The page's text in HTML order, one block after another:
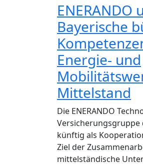
ENERANDO
Bayerische
Energie- und
Mittelstand
Die ENERANDO
Versicherungsgruppe
künftig als
Ziel der
mittelständische